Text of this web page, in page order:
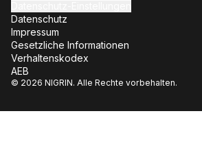
Datenschutz
Impressum
Gesetzliche Informationen
Verhaltenskodex
AEB
© 2026 NIGRIN. Alle Rechte vorbehalten.